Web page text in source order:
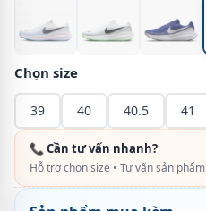
Chọn size
39 40 40.5 41
📞 Cần tư vấn nhanh?
Hỗ trợ chọn size • Tư vấn sản phẩm